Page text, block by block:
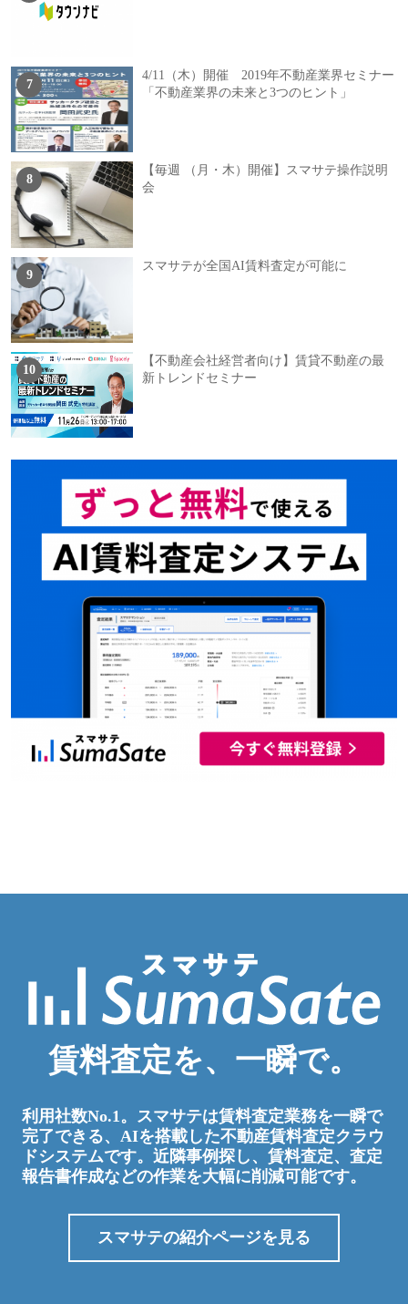
4/11（木）開催 2019年不動産業界セミナー
「不動産業界の未来と3つのヒント」
【毎週 （月・木）開催】スマサテ操作説明
会
スマサテが全国AI賃料査定が可能に
【不動産会社経営者向け】賃貸不動産の最
新トレンドセミナー
賃料査定を、一瞬で。
利用社数No.1。スマサテは賃料査定業務を一瞬で
完了できる、AIを搭載した不動産賃料査定クラウ
ドシステムです。 近隣事例探し、賃料査定、査定
報告書作成などの作業を大幅に削減可能です。
スマサテの紹介ページを見る